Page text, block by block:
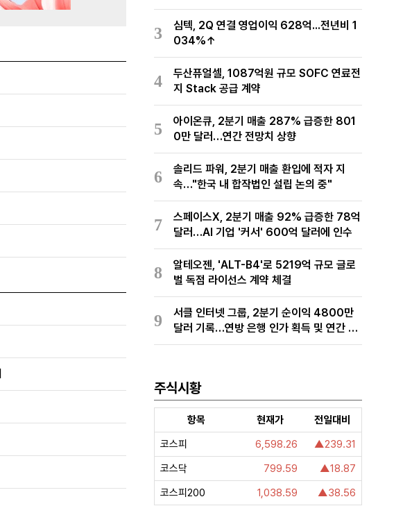
력 재편
3
심텍, 2Q 연결 영업이익 628억...전년비 1
034%↑
4
두산퓨얼셀, 1087억원 규모 SOFC 연료전
지 Stack 공급 계약
5
아이온큐, 2분기 매출 287% 급증한 801
0만 달러…연간 전망치 상향
6
솔리드 파워, 2분기 매출 환입에 적자 지
속…"한국 내 합작법인 설립 논의 중"
7
스페이스X, 2분기 매출 92% 급증한 78억
달러…AI 기업 '커서' 600억 달러에 인수
8
알테오젠, 'ALT-B4'로 5219억 규모 글로
벌 독점 라이선스 계약 체결
9
서클 인터넷 그룹, 2분기 순이익 4800만
달러 기록…연방 은행 인가 획득 및 연간 전
망치 상향
주식시황
항목 현재가
전일대비
코스피
6,598.26
▲239.31
코스닥
799.59
▲18.87
코스피200
1,038.59 ▲38.56